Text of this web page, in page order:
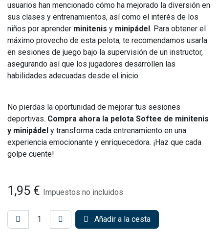
usuarios han mencionado cómo ha mejorado la diversión en
sus clases y entrenamientos, así como el interés de los
niños por aprender minitenis y minipádel. Para obtener el
máximo provecho de esta pelota, te recomendamos usarla
en sesiones de juego bajo la supervisión de un instructor,
asegurando así que los jugadores desarrollen las
habilidades adecuadas desde el inicio.
No pierdas la oportunidad de mejorar tus sesiones
deportivas. Compra ahora la pelota Softee de minitenis
y minipádel y transforma cada entrenamiento en una
experiencia emocionante y enriquecedora. ¡Haz que cada
golpe cuente!
1,95 € Impuestos no incluidos
Añadir a la cesta